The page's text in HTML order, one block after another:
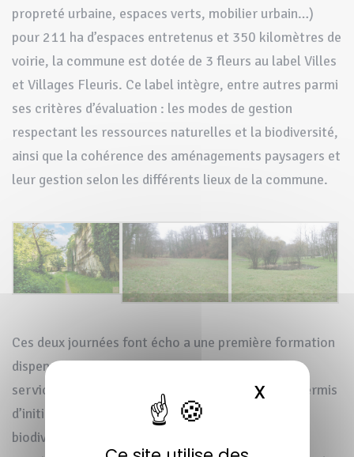
X
propreté urbaine, espaces verts, mobilier urbain…)
pour 211 ha d’espaces entretenus et 350 kilomètres de
voirie, la commune est dotée de 3 fleurs au label Villes
et Villages Fleuris. Ce label intègre, entre autres parmi
ses critères d’évaluation : les modes de gestion
respectant les ressources naturelles et la biodiversité,
ainsi que la cohérence des aménagements paysagers et
leur gestion selon les différents lieux de la commune.
Ces deux journées font écho a une première formation
dispensée par le Conservatoire à l’attention des
services de la Voirie en 2012. Celle-ci elle avait permis
d’initier la prise de conscience des enjeux de
biodiversité exceptionnels de la commune par les